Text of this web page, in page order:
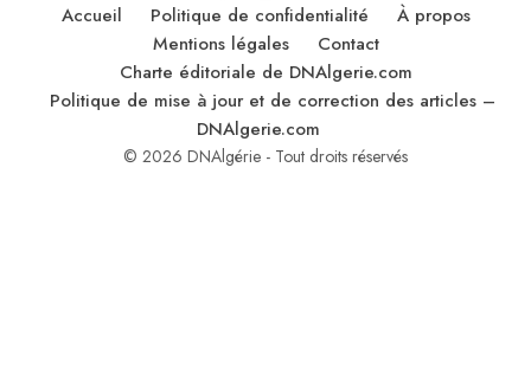
Accueil Politique de confidentialité
À propos
Mentions légales
Contact
Charte éditoriale de DNAlgerie.com
Politique de mise à jour et de correction des articles –
DNAlgerie.com
© 2026 DNAlgérie - Tout droits réservés